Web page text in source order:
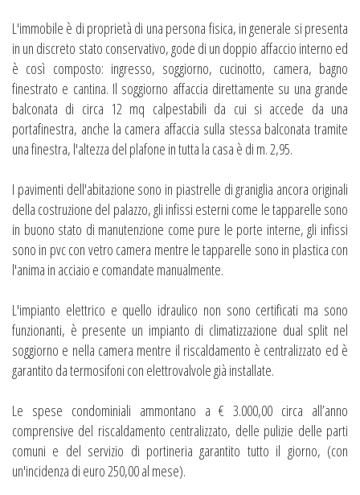
L'immobile è di proprietà di una persona fisica, in generale si presenta
in un discreto stato conservativo, gode di un doppio affaccio interno ed
è così composto: ingresso, soggiorno, cucinotto, camera, bagno
finestrato e cantina. Il soggiorno affaccia direttamente su una grande
balconata di circa 12 mq calpestabili da cui si accede da una
portafinestra, anche la camera affaccia sulla stessa balconata tramite
una finestra, l'altezza del plafone in tutta la casa è di m. 2,95.
I pavimenti dell'abitazione sono in piastrelle di graniglia ancora originali
della costruzione del palazzo, gli infissi esterni come le tapparelle sono
in buono stato di manutenzione come pure le porte interne, gli infissi
sono in pvc con vetro camera mentre le tapparelle sono in plastica con
l'anima in acciaio e comandate manualmente.
L'impianto elettrico e quello idraulico non sono certificati ma sono
funzionanti, è presente un impianto di climatizzazione dual split nel
soggiorno e nella camera mentre il riscaldamento è centralizzato ed è
garantito da termosifoni con elettrovalvole già installate.
Le spese condominiali ammontano a € 3.000,00 circa all’anno
comprensive del riscaldamento centralizzato, delle pulizie delle parti
comuni e del servizio di portineria garantito tutto il giorno, (con
un'incidenza di euro 250,00 al mese).